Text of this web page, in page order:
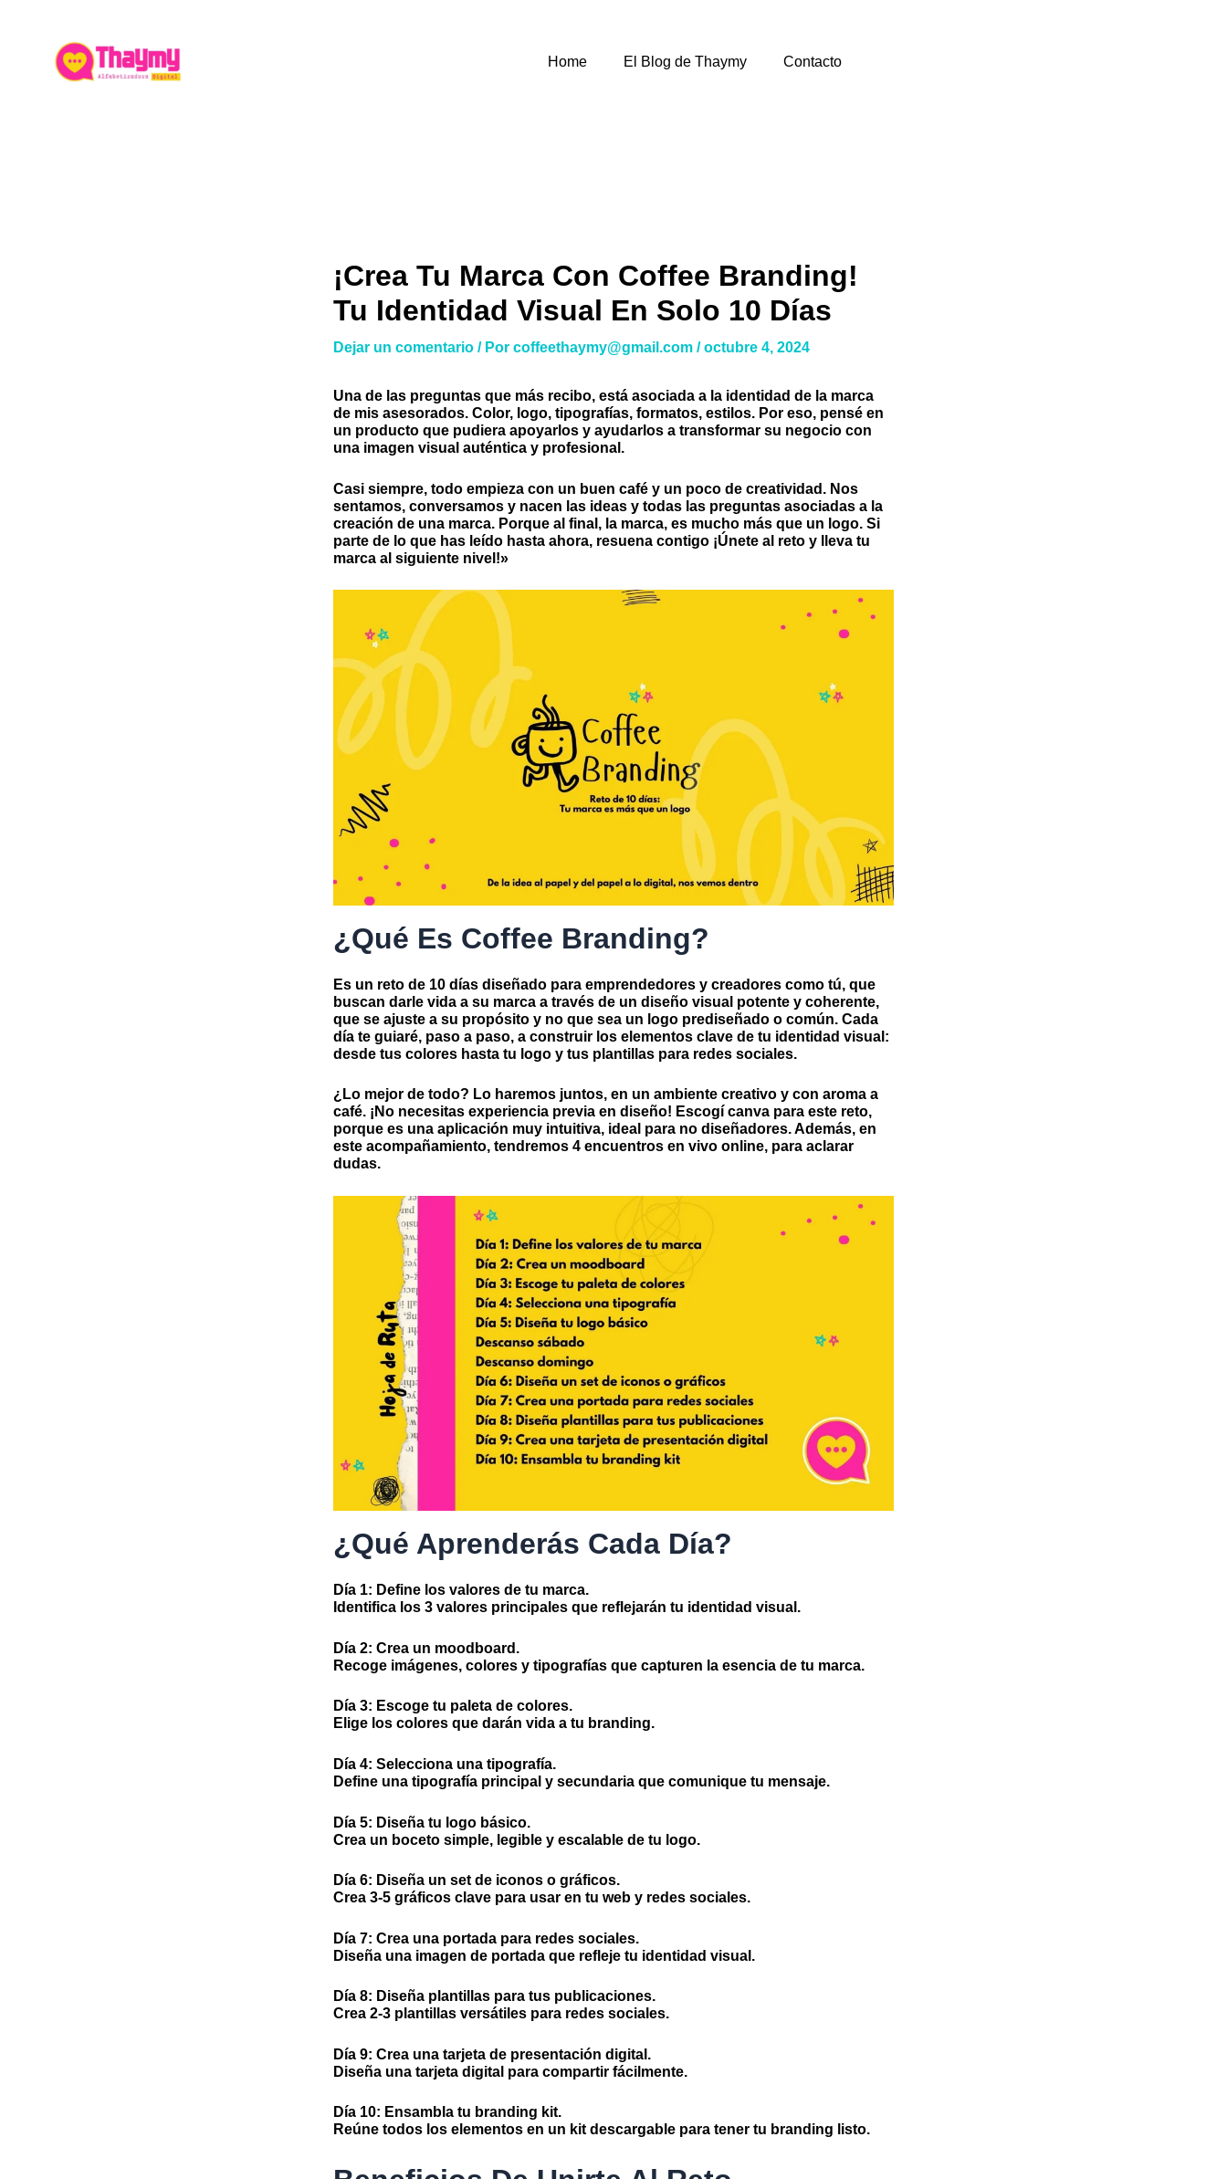
contenido
Home
El Blog de Thaymy Contacto
¡Crea Tu Marca Con Coffee Branding!
Tu Identidad Visual En Solo 10 Días
Dejar un comentario / Por coffeethaymy@gmail.com /octubre 4, 2024
Una de las preguntas que más recibo, está asociada a la identidad de la marca
de mis asesorados. Color, logo, tipografías, formatos, estilos. Por eso, pensé en
un producto que pudiera apoyarlos y ayudarlos a transformar su negocio con
una imagen visual auténtica y profesional.
Casi siempre, todo empieza con un buen café y un poco de creatividad. Nos
sentamos, conversamos y nacen las ideas y todas las preguntas asociadas a la
creación de una marca. Porque al final, la marca, es mucho más que un logo. Si
parte de lo que has leído hasta ahora, resuena contigo ¡Únete al reto y lleva tu
marca al siguiente nivel!»
¿Qué Es Coffee Branding?
Es un reto de 10 días diseñado para emprendedores y creadores como tú, que
buscan darle vida a su marca a través de un diseño visual potente y coherente,
que se ajuste a su propósito y no que sea un logo prediseñado o común. Cada
día te guiaré, paso a paso, a construir los elementos clave de tu identidad visual:
desde tus colores hasta tu logo y tus plantillas para redes sociales.
¿Lo mejor de todo? Lo haremos juntos, en un ambiente creativo y con aroma a
café. ¡No necesitas experiencia previa en diseño! Escogí canva para este reto,
porque es una aplicación muy intuitiva, ideal para no diseñadores. Además, en
este acompañamiento, tendremos 4 encuentros en vivo online, para aclarar
dudas.
¿Qué Aprenderás Cada Día?
Día 1: Define los valores de tu marca.
Identifica los 3 valores principales que reflejarán tu identidad visual.
Día 2: Crea un moodboard.
Recoge imágenes, colores y tipografías que capturen la esencia de tu marca.
Día 3: Escoge tu paleta de colores.
Elige los colores que darán vida a tu branding.
Día 4: Selecciona una tipografía.
Define una tipografía principal y secundaria que comunique tu mensaje.
Día 5: Diseña tu logo básico.
Crea un boceto simple, legible y escalable de tu logo.
Día 6: Diseña un set de iconos o gráficos.
Crea 3-5 gráficos clave para usar en tu web y redes sociales.
Día 7: Crea una portada para redes sociales.
Diseña una imagen de portada que refleje tu identidad visual.
Día 8: Diseña plantillas para tus publicaciones.
Crea 2-3 plantillas versátiles para redes sociales.
Día 9: Crea una tarjeta de presentación digital.
Diseña una tarjeta digital para compartir fácilmente.
Día 10: Ensambla tu branding kit.
Reúne todos los elementos en un kit descargable para tener tu branding listo.